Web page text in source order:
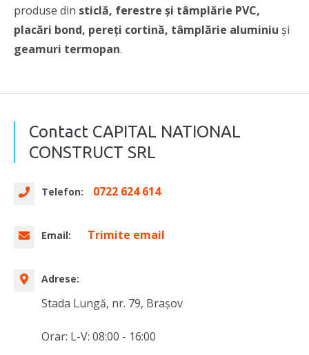
produse din sticlă, ferestre și tâmplărie PVC,
placări bond, pereți cortină, tâmplărie aluminiu și
geamuri termopan.
Contact CAPITAL NATIONAL
CONSTRUCT SRL
Telefon: 0722 624 614
Email: Trimite email
Adrese:
Stada Lungă, nr. 79, Brașov
Orar: L-V: 08:00 - 16:00